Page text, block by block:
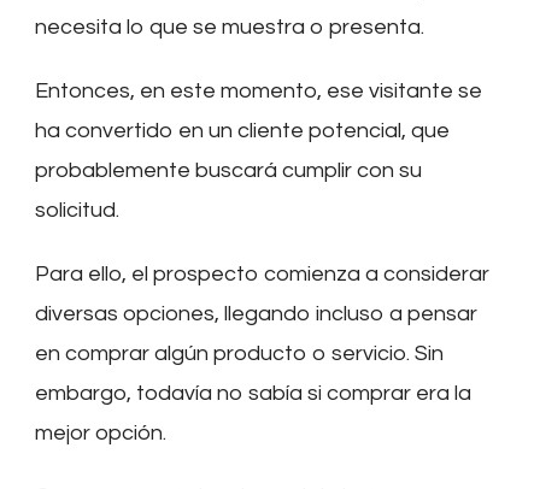
necesita lo que se muestra o presenta.
Entonces, en este momento, ese visitante se
ha convertido en un cliente potencial, que
probablemente buscará cumplir con su
solicitud.
Para ello, el prospecto comienza a considerar
diversas opciones, llegando incluso a pensar
en comprar algún producto o servicio. Sin
embargo, todavía no sabía si comprar era la
mejor opción.